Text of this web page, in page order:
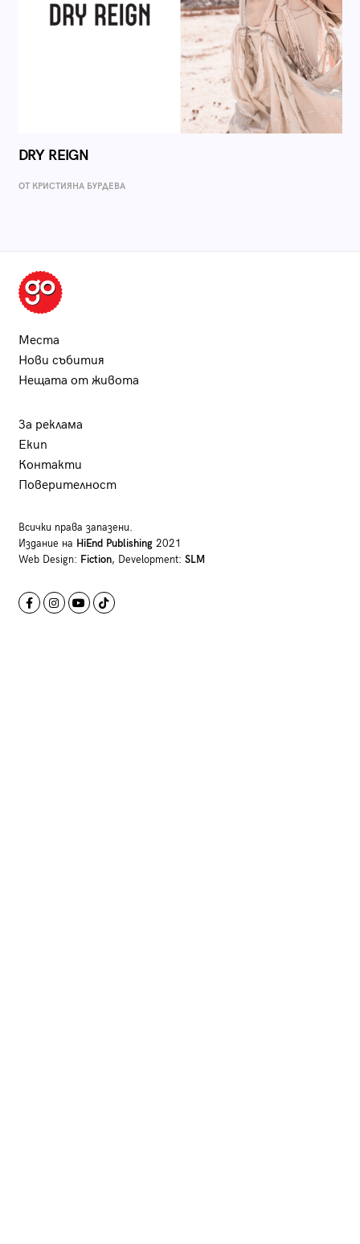
DRY REIGN
ОТ КРИСТИЯНА БУРДЕВА
Места
Нови събития
Нещата от живота
За реклама
Екип
Контакти
Поверителност
Всички права запазени.
Издание на HiEnd Publishing2021
Web Design: Fiction, Development: SLM